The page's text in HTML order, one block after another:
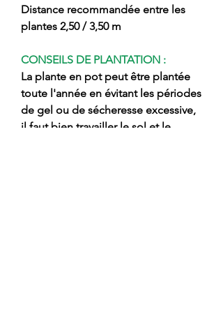
Distance recommandée entre les
plantes 2,50 / 3,50 m
CONSEILS DE PLANTATION :
La plante en pot peut être plantée
toute l'année en évitant les périodes
de gel ou de sécheresse excessive,
il faut bien travailler le sol et le